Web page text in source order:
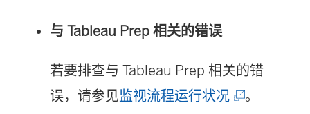
与 Tableau Prep 相关的错误
若要排查与 Tableau Prep 相关的错
误，请参见监视流程运行状况(
。